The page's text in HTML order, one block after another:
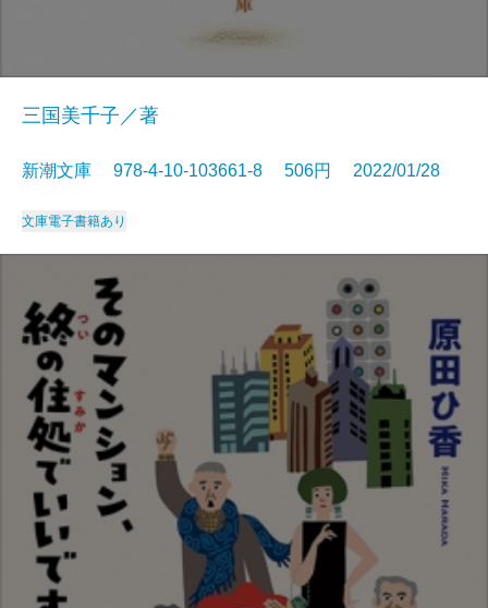
三国美千子／著
新潮文庫 978-4-10-103661-8 506円 2022/01/28
文庫電子書籍あり